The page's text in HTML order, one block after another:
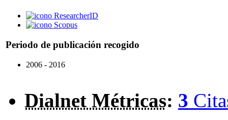
ResearcherID
Scopus
Periodo de publicación recogido
2006 - 2016
Dialnet Métricas: 3